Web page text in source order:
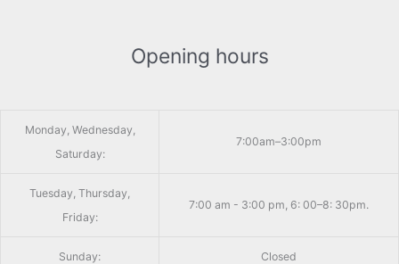
Opening hours
Monday, Wednesday,
Saturday:
7:00am–3:00pm
Tuesday, Thursday,
Friday:
7:00 am - 3:00 pm, 6: 00–8: 30pm.
Sunday: Closed